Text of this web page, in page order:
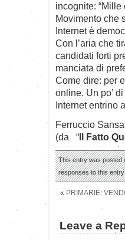
incognite:
Movimento che
Internet è
Con l’aria che
candidati forti
manciata di
Come dire: per
online. Un po’
Internet entrino
Ferruccio Sansa
(da “Il Fatto
This entry was posted
responses to this
« PRIMARIE:
Leave a